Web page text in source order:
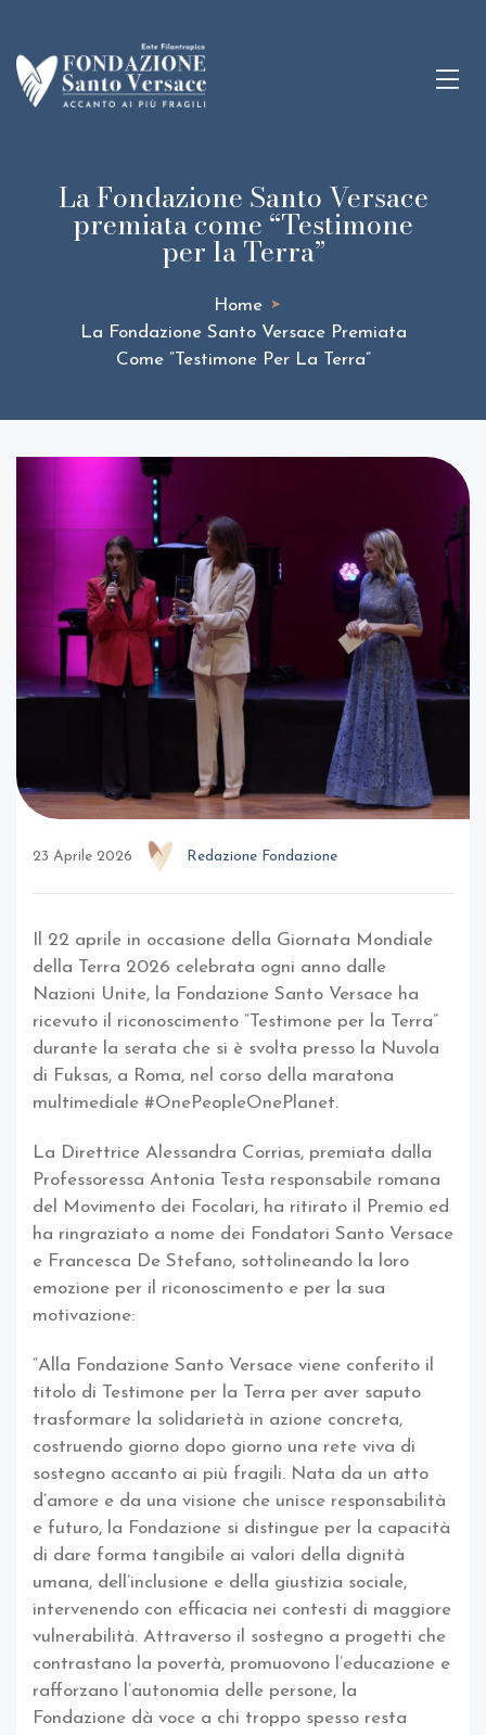
La Fondazione Santo Versace
premiata come “Testimone
per la Terra”
Home ➤
La Fondazione Santo Versace Premiata
Come “Testimone Per La Terra”
23 Aprile 2026 Redazione Fondazione
Il 22 aprile in occasione della Giornata Mondiale
della Terra 2026 celebrata ogni anno dalle
Nazioni Unite, la Fondazione Santo Versace ha
ricevuto il riconoscimento “Testimone per la Terra”
durante la serata che si è svolta presso la Nuvola
di Fuksas, a Roma, nel corso della maratona
multimediale #OnePeopleOnePlanet.
La Direttrice Alessandra Corrias, premiata dalla
Professoressa Antonia Testa responsabile romana
del Movimento dei Focolari, ha ritirato il Premio ed
ha ringraziato a nome dei Fondatori Santo Versace
e Francesca De Stefano, sottolineando la loro
emozione per il riconoscimento e per la sua
motivazione:
“Alla Fondazione Santo Versace viene conferito il
titolo di Testimone per la Terra per aver saputo
trasformare la solidarietà in azione concreta,
costruendo giorno dopo giorno una rete viva di
sostegno accanto ai più fragili. Nata da un atto
d’amore e da una visione che unisce responsabilità
e futuro, la Fondazione si distingue per la capacità
di dare forma tangibile ai valori della dignità
umana, dell’inclusione e della giustizia sociale,
intervenendo con efficacia nei contesti di maggiore
vulnerabilità. Attraverso il sostegno a progetti che
contrastano la povertà, promuovono l’educazione e
rafforzano l’autonomia delle persone, la
Fondazione dà voce a chi troppo spesso resta